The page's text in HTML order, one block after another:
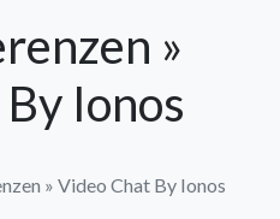
»
Ionos
» Video Chat By Ionos